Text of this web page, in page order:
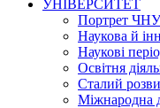
УНІВЕРСИТЕТ
Портрет ЧНУ
Наукова й
Наукові
Освітня
Сталий
Міжнародна